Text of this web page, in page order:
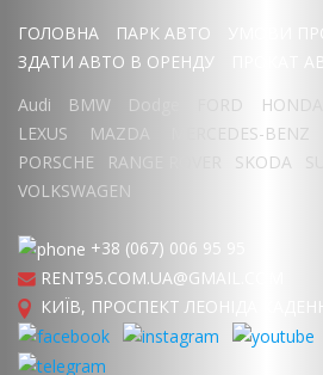
ГОЛОВНА ПАРК АВТО
УМОВИ
ЗДАТИ АВТО В ОРЕНДУ
ПРОКАТ
Audi
BMW Dodge FORD HONDA
LEXUS
MAZDA MERCEDES-BENZ
PORSCHE
RANGE ROVER SKODA
VOLKSWAGEN
+38 (067) 006 95 95
RENT95.COM.UA@GMAIL.COM
КИЇВ, ПРОСПЕКТ ЛЕОНІДА